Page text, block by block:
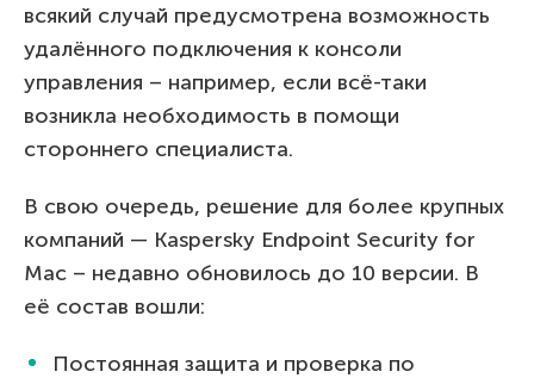
всякий случай предусмотрена возможность
удалённого подключения к консоли
управления – например, если всё-таки
возникла необходимость в помощи
стороннего специалиста.
В свою очередь, решение для более крупных
компаний — Kaspersky Endpoint Security for
Mac – недавно обновилось до 10 версии. В
её состав вошли:
Постоянная защита и проверка по